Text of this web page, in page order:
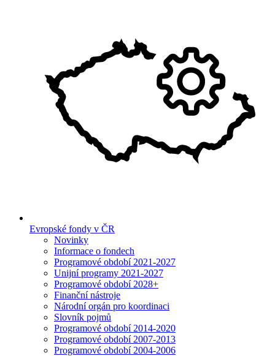
Evropské fondy v ČR
Novinky
Informace o fondech
Programové období 2021-2027
Unijní programy 2021-2027
Programové období 2028+
Finanční nástroje
Národní orgán pro koordinaci
Slovník pojmů
Programové období 2014-2020
Programové období 2007-2013
Programové období 2004-2006